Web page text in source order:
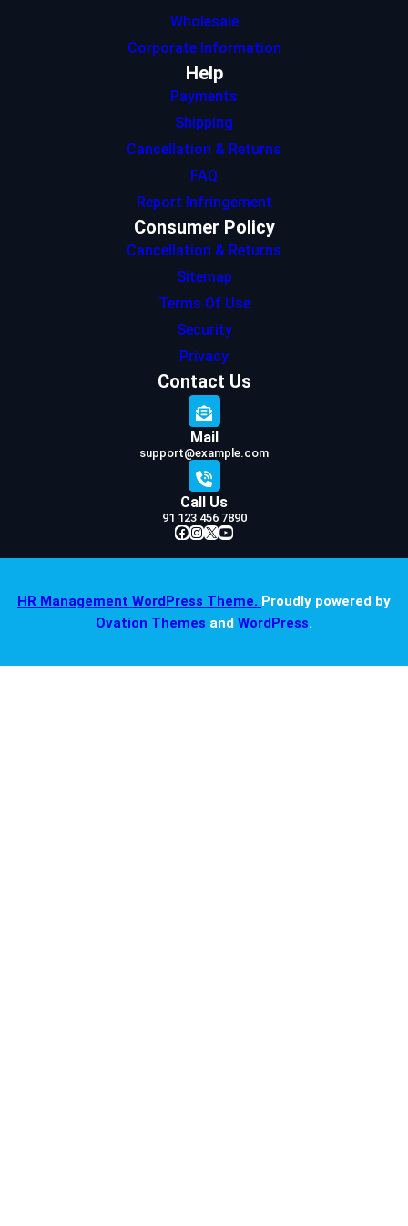
Wholesale
Corporate Information
Help
Payments
Shipping
Cancellation & Returns
FAQ
Report Infringement
Consumer Policy
Cancellation & Returns
Sitemap
Terms Of Use
Security
Privacy
Contact Us
Mail
support@example.com
Call Us
91 123 456 7890
Facebook InstagramX YouTube
HR Management WordPress Theme. Proudly powered by
Ovation Themes and WordPress.